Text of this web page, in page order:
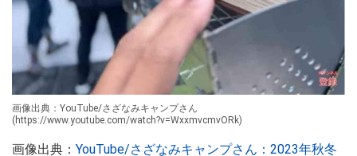
画像出典：YouTube/さざなみキャンプさん
(https://www.youtube.com/watch?v=WxxmvcmvORk)
画像出典： YouTube/さざなみキャンプさん：2023年秋冬